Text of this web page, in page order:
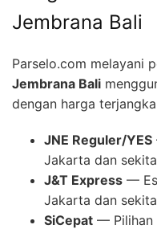
Jembrana Bali
Parselo.com melayani
Jembrana Bali
dengan harga
JNE Reguler/YES
Jakarta dan
J&T Express —
Jakarta dan
SiCepat — Pilihan